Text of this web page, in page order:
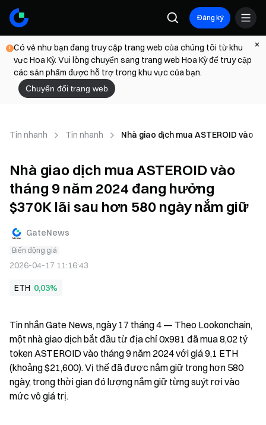
Đăng ký
Có vẻ như bạn đang truy cập trang web của chúng tôi từ khu
vực Hoa Kỳ. Vui lòng chuyển sang trang web Hoa Kỳ để truy cập
các sản phẩm được hỗ trợ trong khu vực của bạn.
Chuyển đổi trang web
Tin nhanh Tin nhanh Nhà giao dịch mua ASTEROID vào
Nhà giao dịch mua ASTEROID vào
tháng 9 năm 2024 đang hưởng
$370K lãi sau hơn 580 ngày nắm giữ
GateNews
Biến động giá
2026-04-17 11:16:43
ETH 0,03%
Tin nhắn Gate News, ngày 17 tháng 4 — Theo Lookonchain,
một nhà giao dịch bắt đầu từ địa chỉ 0x981 đã mua 8,02 tỷ
token ASTEROID vào tháng 9 năm 2024 với giá 9,1 ETH
(khoảng $21,600). Vị thế đã được nắm giữ trong hơn 580
ngày, trong thời gian đó lượng nắm giữ từng suýt rơi vào
mức vô giá trị.